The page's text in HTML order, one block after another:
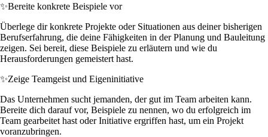
✨Bereite konkrete Beispiele vor
Überlege dir konkrete Projekte oder Situationen aus deiner bisherigen
Berufserfahrung, die deine Fähigkeiten in der Planung und Bauleitung
zeigen. Sei bereit, diese Beispiele zu erläutern und wie du
Herausforderungen gemeistert hast.
✨Zeige Teamgeist und Eigeninitiative
Das Unternehmen sucht jemanden, der gut im Team arbeiten kann.
Bereite dich darauf vor, Beispiele zu nennen, wo du erfolgreich im
Team gearbeitet hast oder Initiative ergriffen hast, um ein Projekt
voranzubringen.